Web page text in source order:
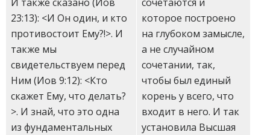
23:13): <И Он один, и кто
противостоит Ему?!>. И
также мы
свидетельствуем перед
Ним (Иов 9:12): <Кто
скажет Ему, что делать?
>. И знай, что это одна
из фундаментальных
которое построено
на глубоком замысле,
а не случайном
сочетании, так,
чтобы был единый
корень у всего, что
входит в него. И так
установила Высшая